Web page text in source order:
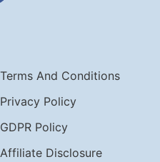
Terms And Conditions
Privacy Policy
GDPR Policy
Affiliate Disclosure